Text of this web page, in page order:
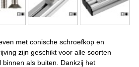
met conische schroefkop en
zijn geschikt voor alle soorten
binnen als buiten. Dankzij het